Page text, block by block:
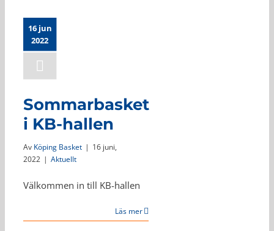
16 jun
2022
Sommarbasket
i KB-hallen
Av Köping Basket | 16 juni,
2022 | Aktuellt
Välkommen in till KB-hallen
Läs mer